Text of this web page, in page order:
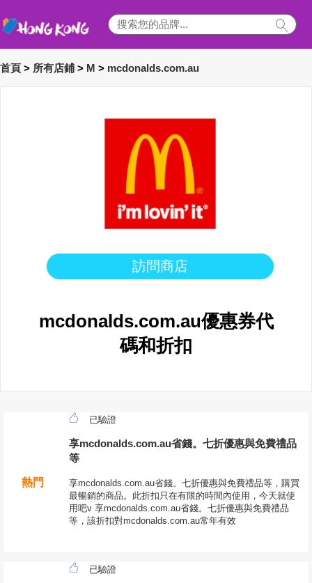
首頁 > 所有店鋪 > M > mcdonalds.com.au
訪問商店
mcdonalds.com.au優惠券代
碼和折扣
熱門
已驗證
享mcdonalds.com.au省錢。七折優惠與免費禮品
等
享mcdonalds.com.au省錢。七折優惠與免費禮品等，購買
最暢銷的商品。此折扣只在有限的時間內使用，今天就使
用吧v 享mcdonalds.com.au省錢。七折優惠與免費禮品
等，該折扣對mcdonalds.com.au常年有效
已驗證